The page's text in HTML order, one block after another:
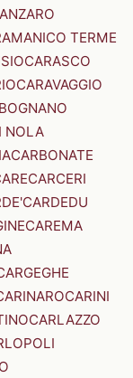
TERME
CARASCO
CARAVAGGIO
NOLA
CARBONATE
CARCERI
CARDEDU
CAREMA
CARINI
CARLAZZO